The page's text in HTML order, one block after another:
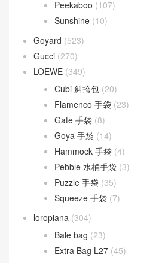
Dior Bobby(4)
Dior Book Tote
Dior Caro
Dior Groove
Dior Saddle
DIOR TOUJOURS
Lady D-Joy(26)
Lady Dior(37)
Fendi(582)
Baguette(51)
By The Way(23)
Fendigraphy(18)
Peekaboo(107)
Sunshine(10)
Goyard(523)
Gucci (270)